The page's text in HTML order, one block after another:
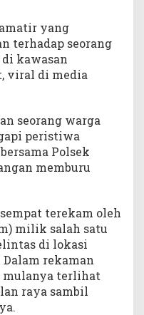
yang
terhadap seorang
kawasan
viral di media
seorang warga
peristiwa
Polsek
memburu
terekam oleh
milik salah satu
di lokasi
Dalam rekaman
mulanya terlihat
raya sambil